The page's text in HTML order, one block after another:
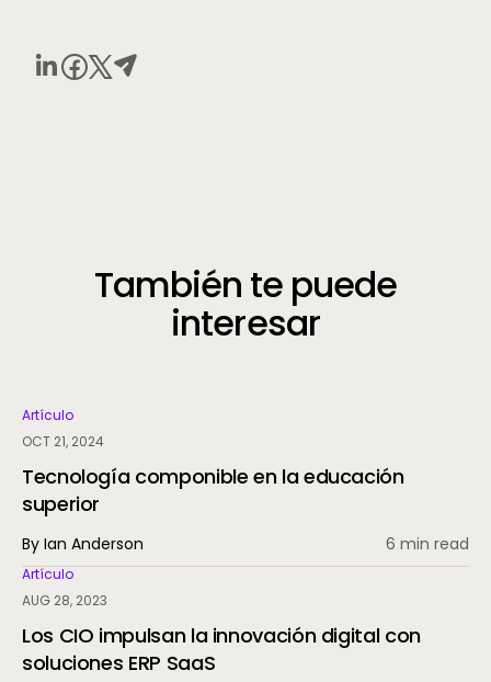
También te puede
interesar
Artículo
OCT 21, 2024
Tecnología componible en la educación
superior
By Ian Anderson 6 min read
Artículo
AUG 28, 2023
Los CIO impulsan la innovación digital con
soluciones ERP SaaS